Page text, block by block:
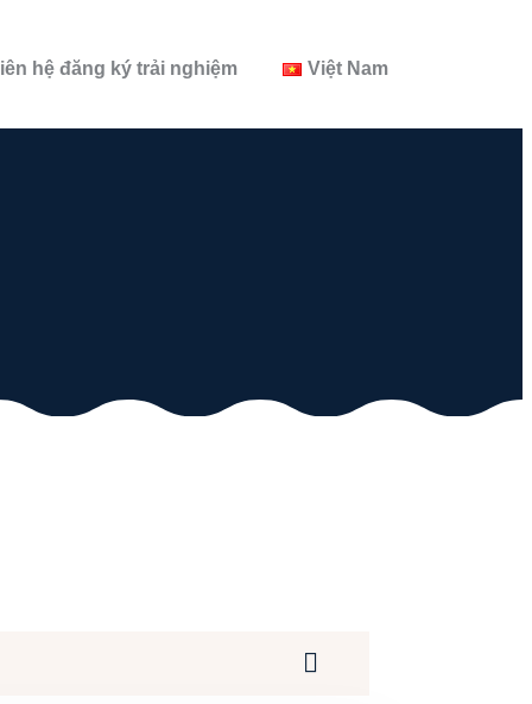
hệ đăng ký trải nghiệm Việt Nam